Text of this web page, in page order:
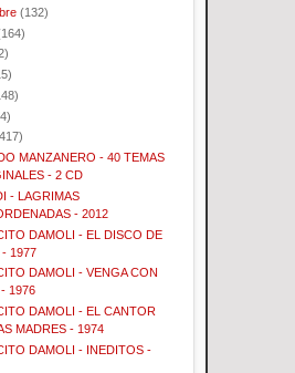
(132)
MANZANERO - 40 TEMAS
- 2 CD
- LAGRIMAS
- 2012
DAMOLI - EL DISCO DE
1977
DAMOLI - VENGA CON
- 1976
DAMOLI - EL CANTOR
MADRES - 1974
DAMOLI - INEDITOS -